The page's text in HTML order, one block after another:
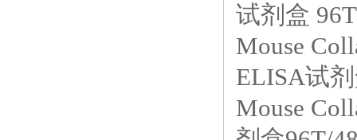
试剂盒
Mouse
ELISA试
Mouse